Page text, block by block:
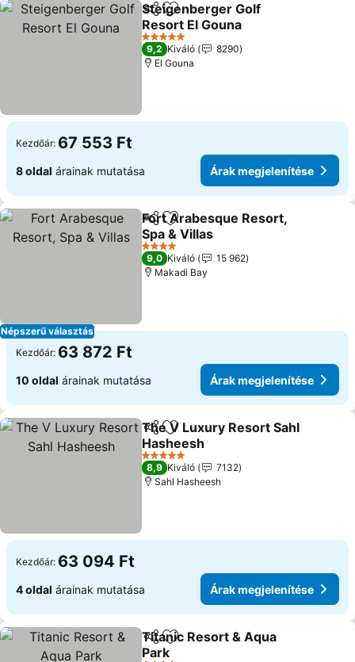
Megosztás
Hozzáadás a kedvencekhez
Steigenberger Golf
Resort El Gouna
5 Kategória
9,2 Kiváló
8290
El Gouna
Kezdőár: 67 553 Ft
8 oldal árainak mutatása Árak megjelenítése
Népszerű választás
Megosztás
Hozzáadás a kedvencekhez
Fort Arabesque Resort,
Spa & Villas
4 Kategória
9,0 Kiváló
15 962
Makadi Bay
Kezdőár: 63 872 Ft
10 oldal árainak mutatása Árak megjelenítése
Megosztás
Hozzáadás a kedvencekhez
The V Luxury Resort Sahl
Hasheesh
5 Kategória
8,9 Kiváló
7132
Sahl Hasheesh
Kezdőár: 63 094 Ft
4 oldal árainak mutatása Árak megjelenítése
Megosztás
Hozzáadás a kedvencekhez
Titanic Resort & Aqua
Park